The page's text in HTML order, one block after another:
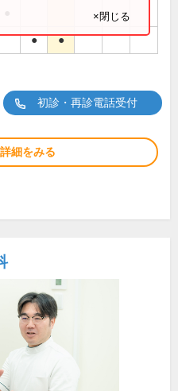
● ●
×閉じる
初診・再診電話受付
細をみる